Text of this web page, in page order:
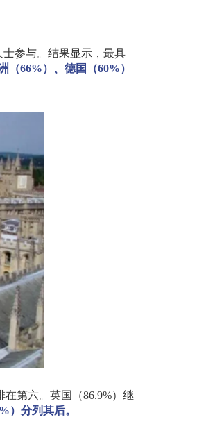
参与。结果显示，最具
（66%）、德国（60%）
在第六。英国（86.9%）继
）分列其后。